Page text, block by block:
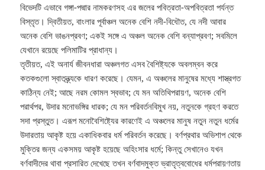
বিভেদটি এভাবে গঙ্গা-পদ্মার নামকরণসহ এর জলের পবিত্রতা-অপবিত্রতা পর্যন্ত
বিস্তৃত। দ্বিতীয়ত, বাংলার পূর্বাঞ্চল অনেক বেশি নদী-বিধৌত, যে নদী আবার
অনেক বেশি ভাঙনপ্রবণ; একই সঙ্গে এ অঞ্চল অনেক বেশি বন্যাপ্রবণ; সবমিলে
যেখানে রয়েছে পলিমাটির প্রাধান্য।
তৃতীয়ত, এই অনার্য জীবনধারা অঞ্চলগত এসব বৈশিষ্ট্যকে অবলম্বন করে
কতকগুলো স্বাতন্ত্র্যকে ধারণ করেছে। যেমন, এ অঞ্চলের মানুষের মধ্যে শাস্ত্রগত
কাঠিন্য নেই; আছে নরম কোমল স্বভাব; যে মন অতিথিপরায়ণ, অনেক বেশি
পরার্থপর, উদার মনোভঙ্গির ধারক; যে মন পরিবর্তনবিমুখ নয়, নতুনকে গ্রহণ করতে
সদা প্রস্তুত। এরূপ মনোবৈশিষ্ট্যের কারণেই এ অঞ্চলের মানুষ নতুন নতুন ধর্মের
উদারতায় আকৃষ্ট হয়ে একাধিকবার ধর্ম পরিবর্তন করেছে। বর্ণপ্রথার অভিশাপ থেকে
মুক্তির জন্য একসময় আকৃষ্ট হয়েছে অহিংসার ধর্মে; কিন্তু সেখানেও যখন
বর্ণবাদীদের থাবা প্রসারিত দেখেছে তখন বর্ণবাদমুক্ত ভ্রাতৃত্ববোধের ধর্মপরায়ণতায়